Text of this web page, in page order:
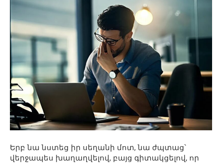
Երբ նա նստեց իր սեղանի մոտ, նա ժպտաց՝
վերջապես խաղաղվելով, բայց գիտակցելով, որ